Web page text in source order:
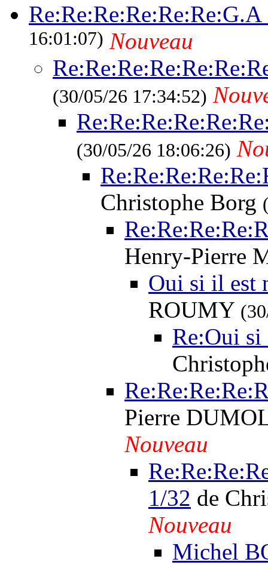
16:01:07) Nouveau
(30/05/26 17:34:52)
(30/05/26 18:06:26)
Christophe Borg
Henry-Pierre
Oui si il est
ROUMY
Re:Oui si
Pierre
Nouveau
1/32 de
Nouveau
Michel